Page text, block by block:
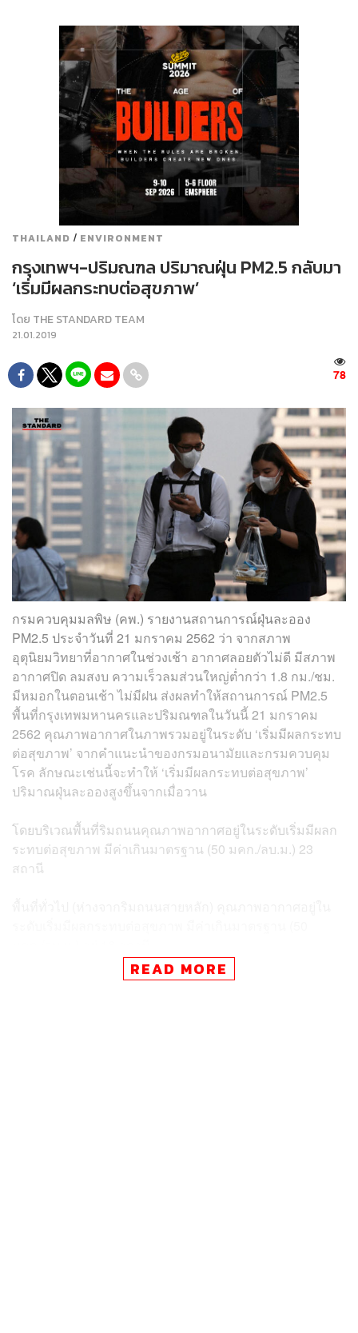
THAILAND / ENVIRONMENT
กรุงเทพฯ-ปริมณฑล ปริมาณฝุ่น PM2.5 กลับมา
‘เริ่มมีผลกระทบต่อสุขภาพ’
โดย THE STANDARD TEAM
21.01.2019
78
กรมควบคุมมลพิษ (คพ.) รายงานสถานการณ์ฝุ่นละออง
PM2.5 ประจำวันที่ 21 มกราคม 2562 ว่า จากสภาพ
อุตุนิยมวิทยาที่อากาศในช่วงเช้า อากาศลอยตัวไม่ดี มีสภาพ
อากาศปิด ลมสงบ ความเร็วลมส่วนใหญ่ต่ำกว่า 1.8 กม./ชม.
มีหมอกในตอนเช้า ไม่มีฝน ส่งผลทำให้สถานการณ์ PM2.5
พื้นที่กรุงเทพมหานครและปริมณฑลในวันนี้ 21 มกราคม
2562 คุณภาพอากาศในภาพรวมอยู่ในระดับ ‘เริ่มมีผลกระทบ
ต่อสุขภาพ’ จากคำแนะนำของกรมอนามัยและกรมควบคุม
โรค ลักษณะเช่นนี้จะทำให้ ‘เริ่มมีผลกระทบต่อสุขภาพ’
ปริมาณฝุ่นละอองสูงขึ้นจากเมื่อวาน
โดยบริเวณพื้นที่ริมถนนคุณภาพอากาศอยู่ในระดับเริ่มมีผลก
ระทบต่อสุขภาพ มีค่าเกินมาตรฐาน (50 มคก./ลบ.ม.) 23
สถานี
คาดการณ์ในวันพรุ่งนี้จากการพยากรณ์และแบบจำลองของ
READ MORE